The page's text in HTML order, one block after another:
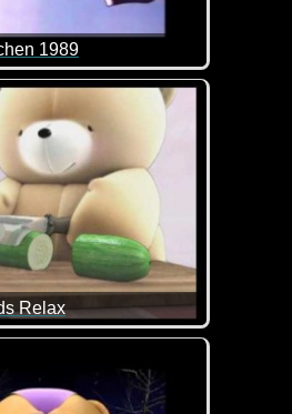
1989
waren in den ersten
Relax
nichts tun außer relaxen ;-)